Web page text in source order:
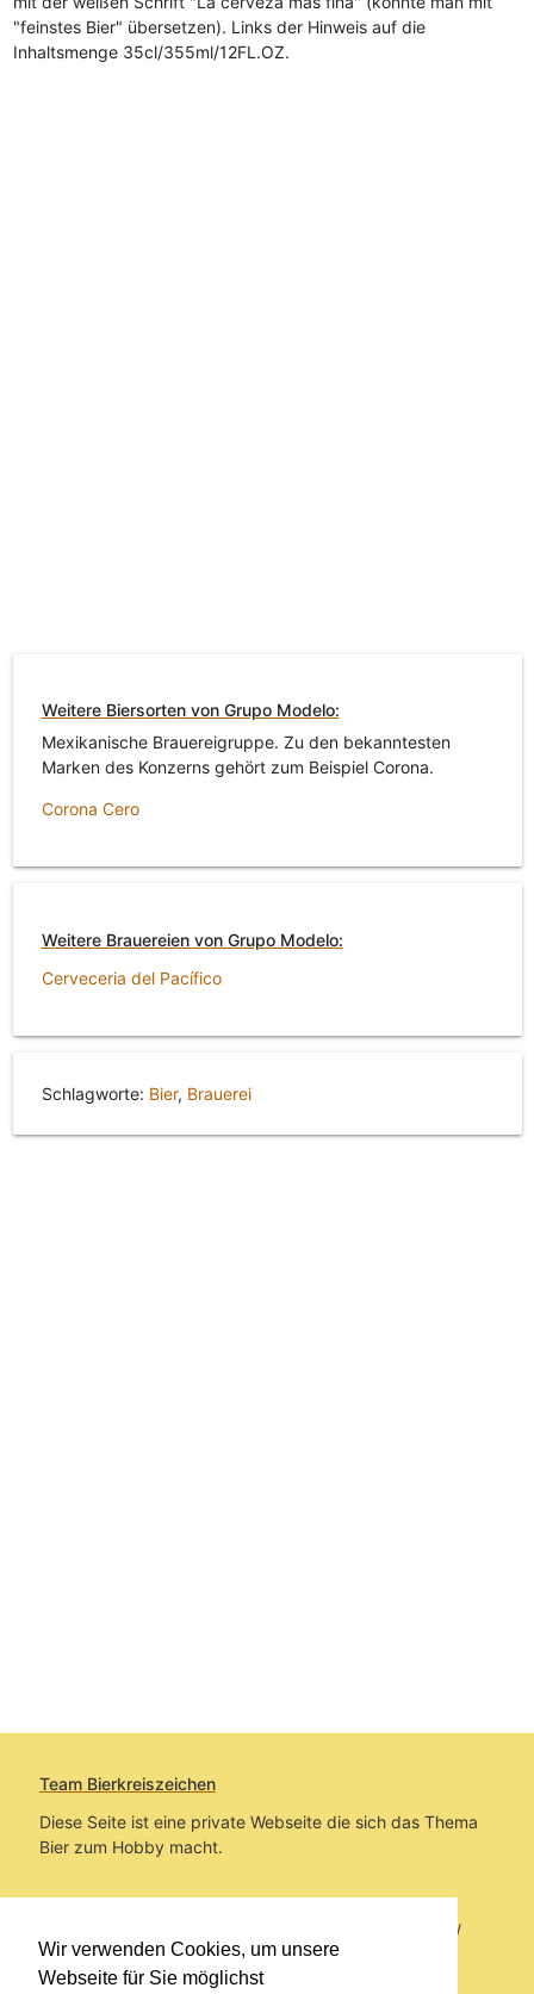
Wir verwenden Cookies, um unsere
Webseite für Sie möglichst
"feinstes Bier" übersetzen). Links der Hinweis auf die
Inhaltsmenge 35cl/355ml/12FL.OZ.
Weitere Biersorten von Grupo Modelo:
Mexikanische Brauereigruppe. Zu den bekanntesten
Marken des Konzerns gehört zum Beispiel Corona.
Corona Cero
Weitere Brauereien von Grupo Modelo:
Cerveceria del Pacífico
Schlagworte: Bier, Brauerei
Team Bierkreiszeichen
Diese Seite ist eine private Webseite die sich das Thema
Bier zum Hobby macht.
Sie befinden sich auf https://www.bierkreiszeichen.at/
im Pfad:Übers Bier/Biersorten